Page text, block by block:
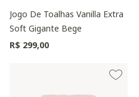
Jogo De Toalhas Vanilla Extra
Soft Gigante Bege
R$ 299,00